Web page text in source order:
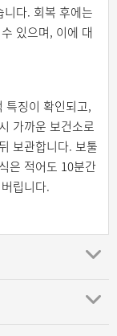
다. 회복 후에는
있으며, 이에 대
특징이 확인되고,
가까운 보건소로
보관합니다. 보툴
은 적어도 10분간
립니다.